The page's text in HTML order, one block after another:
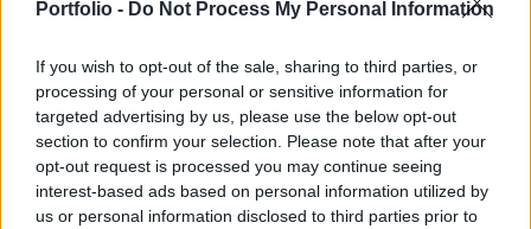
Portfolio - Do Not Process My Personal Information
If you wish to opt-out of the sale, sharing to third parties, or
processing of your personal or sensitive information for
targeted advertising by us, please use the below opt-out
section to confirm your selection. Please note that after your
opt-out request is processed you may continue seeing
interest-based ads based on personal information utilized by
us or personal information disclosed to third parties prior to
Portfolio
2013. április 25. 22:10
Piacmozgató adatok és események híján a
vállalati hírekre fókuszáltak ma az amerikai
befektetők, amiből volt bőven, hiszen a